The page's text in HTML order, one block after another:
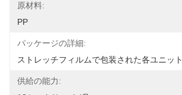
原材料:
PP
パッケージの詳細:
ストレッチフィルムで包装された各ユニット
供給の能力: